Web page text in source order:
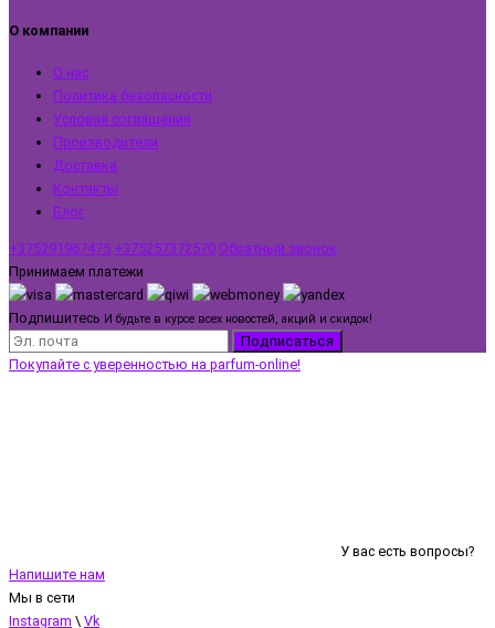
О компании
О нас
Политика безопасности
Условия соглашения
Производители
Доставка
Контакты
Блог
+375291967475 +375257372570 Обратный звонок
Принимаем платежи
Подпишитесь И будьте в курсе всех новостей, акций и скидок!
Подписаться
Покупайте с уверенностью на parfum-online!
У вас есть вопросы?
Напишите нам
Мы в сети
Instagram \ Vk